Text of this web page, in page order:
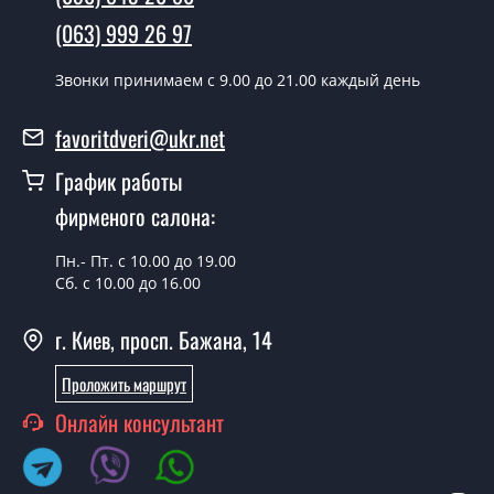
Модель 30?
условии наличия их на складе, либо на следующий
замерщика?
Да можно.
У вас есть в наличии готовые двери
входные?
Да, мы имеем большой ассортимент готовых входных
дверей.
Какая стоимость самых дешевых
входных дверей?
От 5200 грн.
(063) 999 26 97
Звонки принимаем c 9.00 до 21.00 каждый день
favoritdveri@ukr.net
График работы
фирменого салона:
Пн.- Пт. с 10.00 до 19.00
Сб. с 10.00 до 16.00
г. Киев, просп. Бажана, 14
Проложить маршрут
Онлайн консультант